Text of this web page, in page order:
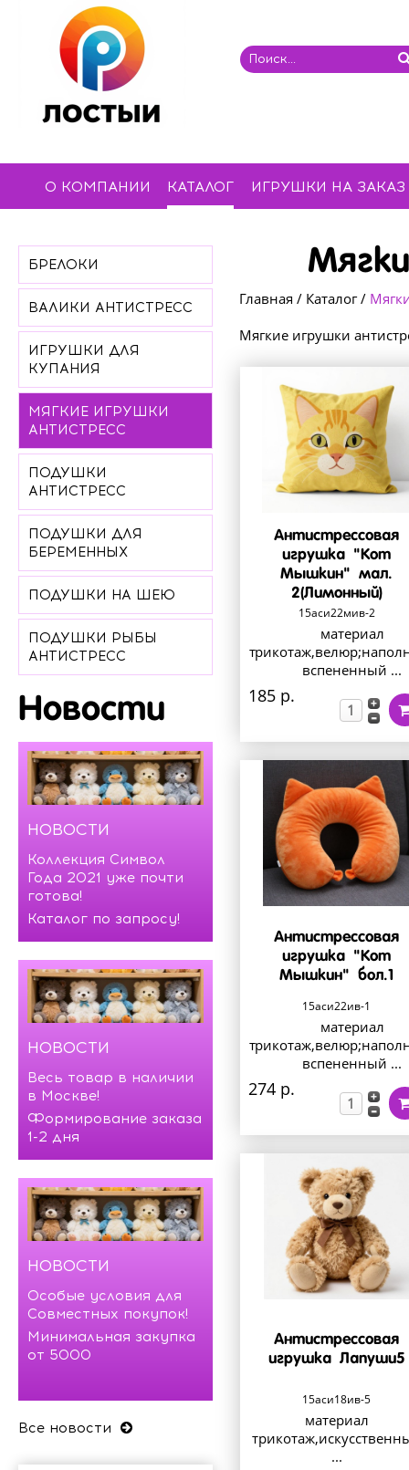
О КОМПАНИИ КАТАЛОГ ИГРУШКИ НА ЗАКАЗ
Главная / Каталог/
Мягкие игрушки
Антистрессовая
игрушка "Кот
Мышкин" мал.
2(Лимонный)
15аси22мив-2
материал
вспененный ...
185 р.
Антистрессовая
игрушка "Кот
Мышкин" бол.1
15аси22ив-1
материал
вспененный ...
274 р.
Антистрессовая
игрушка Лапуши5
15аси18ив-5
материал
...
БРЕЛОКИ
ВАЛИКИ АНТИСТРЕСС
ИГРУШКИ ДЛЯ
КУПАНИЯ
МЯГКИЕ ИГРУШКИ
АНТИСТРЕСС
ПОДУШКИ
АНТИСТРЕСС
ПОДУШКИ ДЛЯ
БЕРЕМЕННЫХ
ПОДУШКИ НА ШЕЮ
ПОДУШКИ РЫБЫ
АНТИСТРЕСС
Новости
НОВОСТИ
Коллекция Символ
Года 2021 уже почти
готова!
Каталог по запросу!
НОВОСТИ
Весь товар в наличии
в Москве!
Формирование заказа
1-2 дня
НОВОСТИ
Особые условия для
Совместных покупок!
Минимальная закупка
от 5000
Все новости